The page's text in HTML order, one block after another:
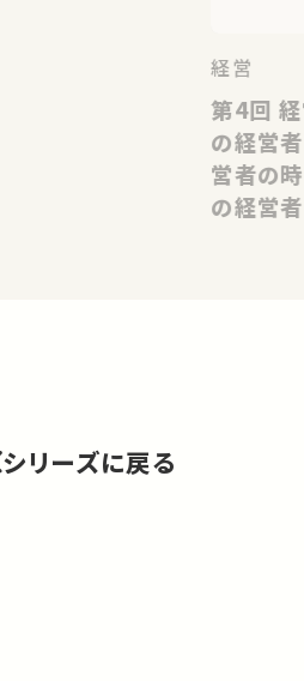
経営
第4回 経営者の時代 (株式会社
の経営
営者の
の経営
シリーズに戻る